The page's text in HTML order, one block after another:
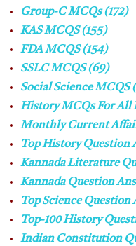
Group-C MCQs(172)
KAS MCQS(155)
FDA MCQS(154)
SSLC MCQS(69)
Social Science MCQS
History MCQs For All
Monthly Current
Top History Question
Kannada Literature
Kannada Question
Top Science Question
Top-100 History
Indian Constitution